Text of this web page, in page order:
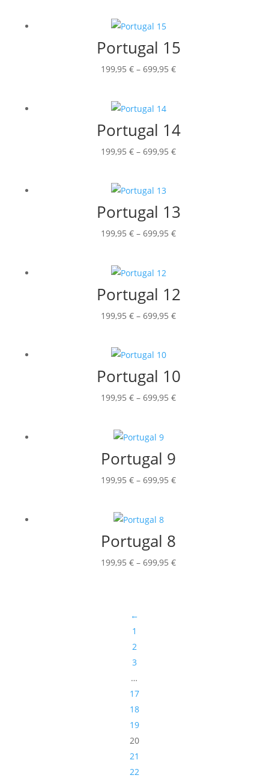
Portugal 15
199,95€ –699,95€Preisspanne:
Portugal 14
199,95€ –699,95€Preisspanne:
Portugal 13
199,95€ –699,95€Preisspanne:
Portugal 12
199,95€ –699,95€Preisspanne:
Portugal 10
199,95€ –699,95€Preisspanne:
Portugal 9
199,95€ –699,95€Preisspanne:
Portugal 8
199,95€ –699,95€Preisspanne:
←
1
2
3
…
17
18
19
20
21
22